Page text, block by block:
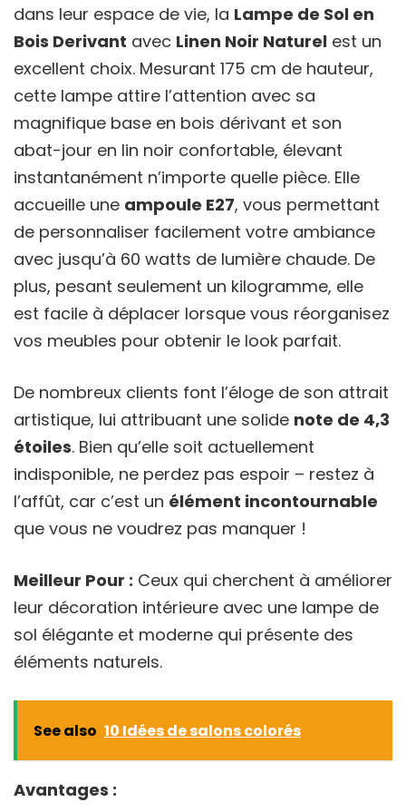
dans leur espace de vie, la Lampe de Sol en
Bois Derivant avec Linen Noir Naturel est un
excellent choix. Mesurant 175 cm de hauteur,
cette lampe attire l’attention avec sa
magnifique base en bois dérivant et son
abat-jour en lin noir confortable, élevant
instantanément n’importe quelle pièce. Elle
accueille une ampoule E27, vous permettant
de personnaliser facilement votre ambiance
avec jusqu’à 60 watts de lumière chaude. De
plus, pesant seulement un kilogramme, elle
est facile à déplacer lorsque vous réorganisez
vos meubles pour obtenir le look parfait.
De nombreux clients font l’éloge de son attrait
artistique, lui attribuant une solide note de 4,3
étoiles. Bien qu’elle soit actuellement
indisponible, ne perdez pas espoir – restez à
l’affût, car c’est un élément incontournable
que vous ne voudrez pas manquer !
Meilleur Pour : Ceux qui cherchent à améliorer
leur décoration intérieure avec une lampe de
sol élégante et moderne qui présente des
éléments naturels.
See also 10 Idées de salons colorés
Avantages :